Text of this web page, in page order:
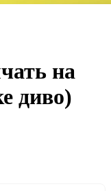
на
диво)